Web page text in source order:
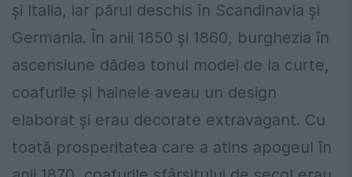
și Italia, iar părul deschis în Scandinavia și
Germania. În anii 1850 și 1860, burghezia în
ascensiune dădea tonul modei de la curte,
coafurile și hainele aveau un design
elaborat și erau decorate extravagant. Cu
toată prosperitatea care a atins apogeul în